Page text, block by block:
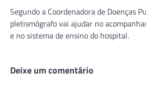
Segundo a Coordenadora de Doenças
pletismógrafo vai ajudar no
e no sistema de ensino do hospital.
Deixe um comentário